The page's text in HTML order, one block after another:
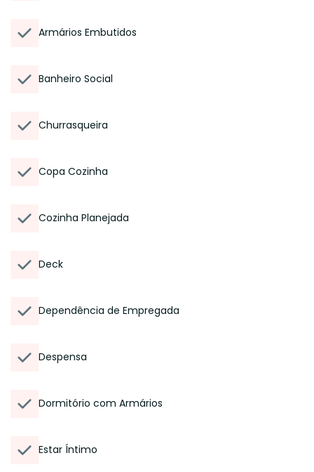
Armários Embutidos
Banheiro Social
Churrasqueira
Copa Cozinha
Cozinha Planejada
Deck
Dependência de Empregada
Despensa
Dormitório com Armários
Estar Íntimo